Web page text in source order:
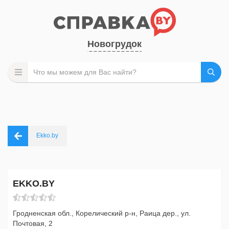
Новогрудок
Еkko.by
ЕKKO.BY
Гродненская обл., Корелический р-н, Раица дер., ул.
Почтовая, 2